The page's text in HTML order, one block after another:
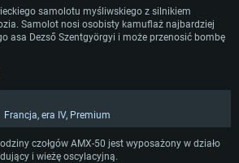
samolotu myśliwskiego z silnikiem
Samolot nosi osobisty kamuflaż najbardziej
asa Dezső Szentgyörgyi i może przenosić bombę
Francja, era IV, Premium
czołgów AMX-50 jest wyposażony w działo
i wieżę oscylacyjną.